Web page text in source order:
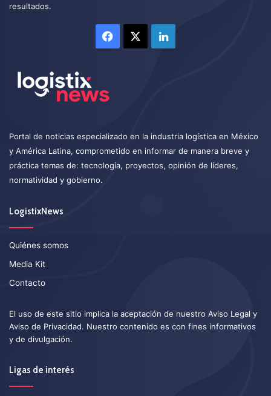
resultados.
Facebook LinkedIn
Portal de noticias especializado en la industria logística en México
y América Latina, comprometido en informar de manera breve y
práctica temas de: tecnología, proyectos, opinión de líderes,
normatividad y gobierno.
LogistixNews
Quiénes somos
Media Kit
Contacto
El uso de este sitio implica la aceptación de nuestro Aviso Legal y
Aviso de Privacidad. Nuestro contenido es con fines informativos
y de divulgación.
Ligas de interés